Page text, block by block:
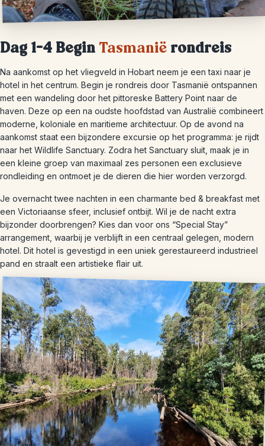
Dag 1-4 Begin Tasmanië rondreis
Na aankomst op het vliegveld in Hobart neem je een taxi naar je
hotel in het centrum. Begin je rondreis door Tasmanië ontspannen
met een wandeling door het pittoreske Battery Point naar de
haven. Deze op een na oudste hoofdstad van Australië combineert
moderne, koloniale en maritieme architectuur. Op de avond na
aankomst staat een bijzondere excursie op het programma: je rijdt
naar het Wildlife Sanctuary. Zodra het Sanctuary sluit, maak je in
een kleine groep van maximaal zes personen een exclusieve
rondleiding en ontmoet je de dieren die hier worden verzorgd.
Je overnacht twee nachten in een charmante bed & breakfast met
een Victoriaanse sfeer, inclusief ontbijt. Wil je de nacht extra
bijzonder doorbrengen? Kies dan voor ons “Special Stay”
arrangement, waarbij je verblijft in een centraal gelegen, modern
hotel. Dit hotel is gevestigd in een uniek gerestaureerd industrieel
pand en straalt een artistieke flair uit.